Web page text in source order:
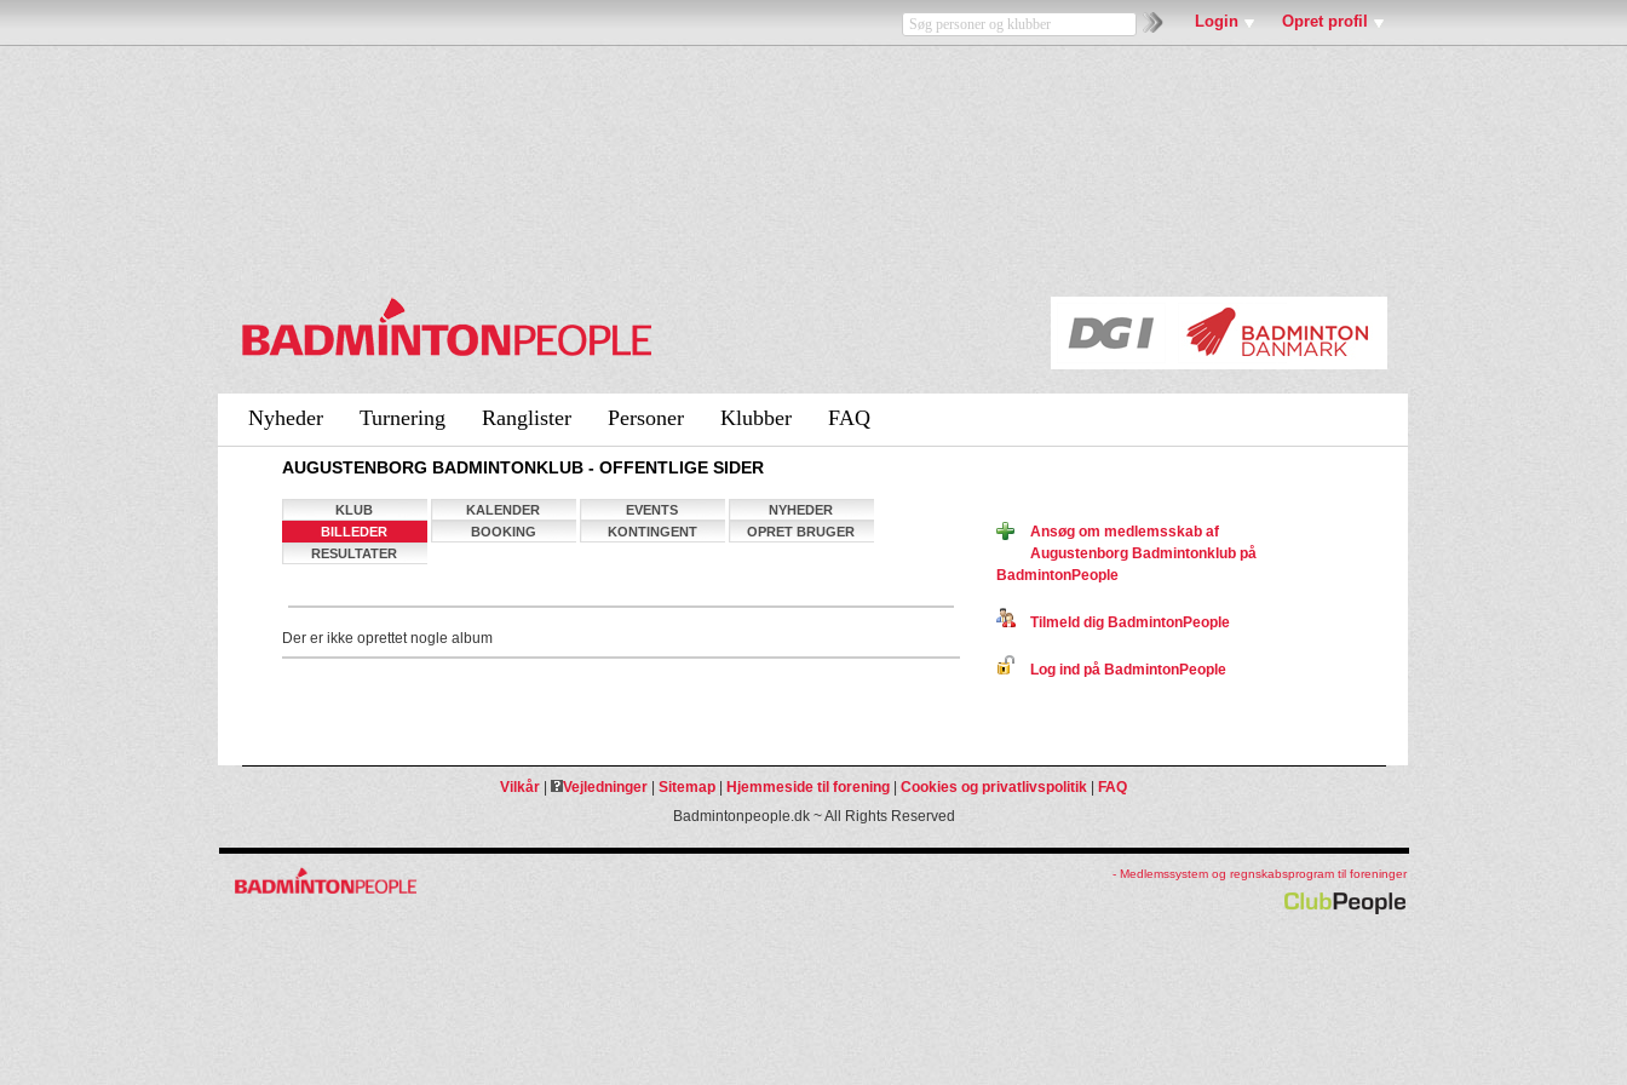
Login Opret profil
Nyheder Turnering Ranglister Personer Klubber FAQ
AUGUSTENBORG BADMINTONKLUB - OFFENTLIGE SIDER
KLUB KALENDER EVENTS
NYHEDER
BILLEDER
BOOKING KONTINGENT
OPRET BRUGER
RESULTATER
Der er ikke oprettet nogle album
Ansøg om medlemsskab af
Augustenborg Badmintonklub på
BadmintonPeople
Tilmeld dig BadmintonPeople
Log ind på BadmintonPeople
Vilkår Vejledninger Sitemap Hjemmeside til forening Cookies og privatlivspolitik
FAQ
Badmintonpeople.dk ~ All Rights Reserved
- Medlemssystem og regnskabsprogram til foreninger